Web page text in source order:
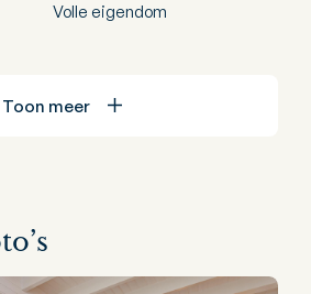
Volle eigendom
Toon meer